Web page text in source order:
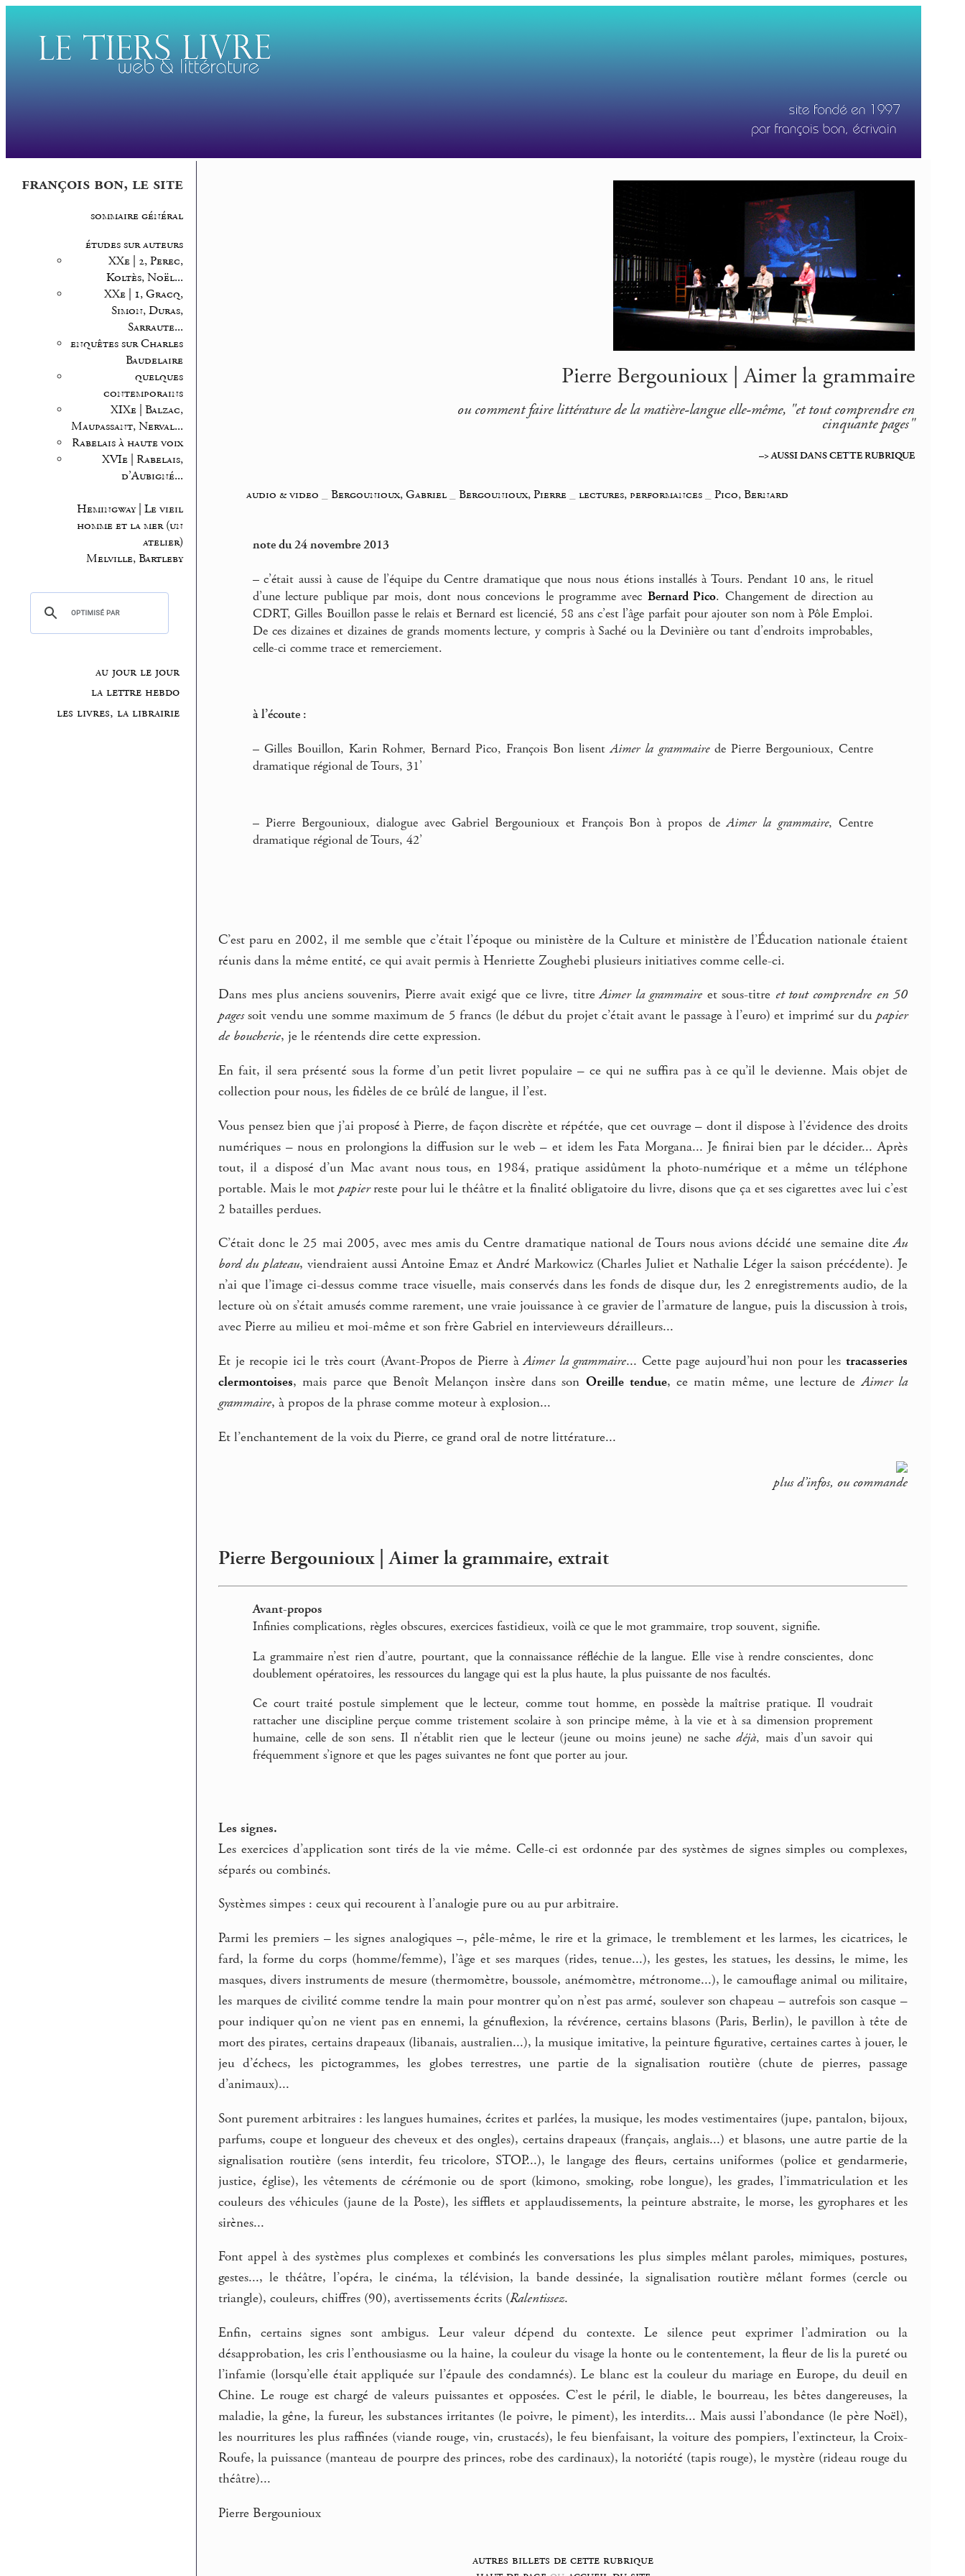
françois bon, le site
sommaire général
études sur auteurs
XXe | 2, Perec,
Koltès, Noël...
XXe | 1, Gracq,
Simon, Duras,
Sarraute...
enquêtes sur Charles
Baudelaire
quelques
contemporains
XIXe | Balzac,
Maupassant, Nerval...
Rabelais à haute voix
XVIe | Rabelais,
d’Aubigné...
Hemingway | Le vieil
homme et la mer (un
atelier)
Melville, Bartleby
au jour le jour
la lettre hebdo
les livres, la librairie
Pierre Bergounioux | Aimer la grammaire
ou comment faire littérature de la matière-langue elle-même, "et tout comprendre en
cinquante pages"
–> AUSSI DANS CETTE RUBRIQUE
audio & video _Bergounioux, Gabriel _Bergounioux, Pierre _lectures, performances _Pico, Bernard
note du 24 novembre 2013
– c’était aussi à cause de l’équipe du Centre dramatique que nous nous étions installés à Tours. Pendant 10 ans, le rituel
d’une lecture publique par mois, dont nous concevions le programme avec Bernard Pico. Changement de direction au
CDRT, Gilles Bouillon passe le relais et Bernard est licencié, 58 ans c’est l’âge parfait pour ajouter son nom à Pôle Emploi.
De ces dizaines et dizaines de grands moments lecture, y compris à Saché ou la Devinière ou tant d’endroits improbables,
celle-ci comme trace et remerciement.
à l’écoute :
– Gilles Bouillon, Karin Rohmer, Bernard Pico, François Bon lisentAimer la grammairede Pierre Bergounioux, Centre
dramatique régional de Tours, 31’
– Pierre Bergounioux, dialogue avec Gabriel Bergounioux et François Bon à propos deAimer la grammaire, Centre
dramatique régional de Tours, 42’
C’est paru en 2002, il me semble que c’était l’époque ou ministère de la Culture et ministère de l’Éducation nationale étaient
réunis dans la même entité, ce qui avait permis à Henriette Zoughebi plusieurs initiatives comme celle-ci.
Dans mes plus anciens souvenirs, Pierre avait exigé que ce livre, titreAimer la grammaire et sous-titre et tout comprendre en 50
pagessoit vendu une somme maximum de 5 francs (le début du projet c’était avant le passage à l’euro) et imprimé sur dupapier
de boucherie, je le réentends dire cette expression.
En fait, il sera présenté sous la forme d’un petit livret populaire – ce qui ne suffira pas à ce qu’il le devienne. Mais objet de
collection pour nous, les fidèles de ce brûlé de langue, il l’est.
Vous pensez bien que j’ai proposé à Pierre, de façon discrète et répétée, que cet ouvrage – dont il dispose à l’évidence des droits
numériques – nous en prolongions la diffusion sur le web – et idem les Fata Morgana... Je finirai bien par le décider... Après
tout, il a disposé d’un Mac avant nous tous, en 1984, pratique assidûment la photo-numérique et a même un téléphone
portable. Mais le mot papierreste pour lui le théâtre et la finalité obligatoire du livre, disons que ça et ses cigarettes avec lui c’est
2 batailles perdues.
C’était donc le 25 mai 2005, avec mes amis du Centre dramatique national de Tours nous avions décidé une semaine diteAu
bord du plateau, viendraient aussi Antoine Emaz et André Markowicz (Charles Juliet et Nathalie Léger la saison précédente). Je
n’ai que l’image ci-dessus comme trace visuelle, mais conservés dans les fonds de disque dur, les 2 enregistrements audio, de la
lecture où on s’était amusés comme rarement, une vraie jouissance à ce gravier de l’armature de langue, puis la discussion à trois,
avec Pierre au milieu et moi-même et son frère Gabriel en intervieweurs dérailleurs...
Et je recopie ici le très court (Avant-Propos de Pierre àAimer la grammaire... Cette page aujourd’hui non pour lestracasseries
clermontoises, mais parce que Benoît Melançon insère dans son Oreille tendue, ce matin même, une lecture deAimer la
grammaire, à propos de la phrase comme moteur à explosion...
Et l’enchantement de la voix du Pierre, ce grand oral de notre littérature...
plus d’infos, ou commande
Pierre Bergounioux | Aimer la grammaire, extrait
Avant-propos
Infinies complications, règles obscures, exercices fastidieux, voilà ce que le mot grammaire, trop souvent, signifie.
La grammaire n’est rien d’autre, pourtant, que la connaissance réfléchie de la langue. Elle vise à rendre conscientes, donc
doublement opératoires, les ressources du langage qui est la plus haute, la plus puissante de nos facultés.
Ce court traité postule simplement que le lecteur, comme tout homme, en possède la maîtrise pratique. Il voudrait
rattacher une discipline perçue comme tristement scolaire à son principe même, à la vie et à sa dimension proprement
humaine, celle de son sens. Il n’établit rien que le lecteur (jeune ou moins jeune) ne sache déjà, mais d’un savoir qui
fréquemment s’ignore et que les pages suivantes ne font que porter au jour.
Les signes.
Les exercices d’application sont tirés de la vie même. Celle-ci est ordonnée par des systèmes de signes simples ou complexes,
séparés ou combinés.
Systèmes simpes : ceux qui recourent à l’analogie pure ou au pur arbitraire.
Parmi les premiers – les signes analogiques –, pêle-même, le rire et la grimace, le tremblement et les larmes, les cicatrices, le
fard, la forme du corps (homme/femme), l’âge et ses marques (rides, tenue...), les gestes, les statues, les dessins, le mime, les
masques, divers instruments de mesure (thermomètre, boussole, anémomètre, métronome...), le camouflage animal ou militaire,
les marques de civilité comme tendre la main pour montrer qu’on n’est pas armé, soulever son chapeau – autrefois son casque –
pour indiquer qu’on ne vient pas en ennemi, la génuflexion, la révérence, certains blasons (Paris, Berlin), le pavillon à tête de
mort des pirates, certains drapeaux (libanais, australien...), la musique imitative, la peinture figurative, certaines cartes à jouer, le
jeu d’échecs, les pictogrammes, les globes terrestres, une partie de la signalisation routière (chute de pierres, passage
d’animaux)...
Sont purement arbitraires : les langues humaines, écrites et parlées, la musique, les modes vestimentaires (jupe, pantalon, bijoux,
parfums, coupe et longueur des cheveux et des ongles), certains drapeaux (français, anglais...) et blasons, une autre partie de la
signalisation routière (sens interdit, feu tricolore, STOP...), le langage des fleurs, certains uniformes (police et gendarmerie,
justice, église), les vêtements de cérémonie ou de sport (kimono, smoking, robe longue), les grades, l’immatriculation et les
couleurs des véhicules (jaune de la Poste), les sifflets et applaudissements, la peinture abstraite, le morse, les gyrophares et les
sirènes...
Font appel à des systèmes plus complexes et combinés les conversations les plus simples mêlant paroles, mimiques, postures,
gestes..., le théâtre, l’opéra, le cinéma, la télévision, la bande dessinée, la signalisation routière mêlant formes (cercle ou
triangle), couleurs, chiffres (90), avertissements écrits (Ralentissez.
Enfin, certains signes sont ambigus. Leur valeur dépend du contexte. Le silence peut exprimer l’admiration ou la
désapprobation, les cris l’enthousiasme ou la haine, la couleur du visage la honte ou le contentement, la fleur de lis la pureté ou
l’infamie (lorsqu’elle était appliquée sur l’épaule des condamnés). Le blanc est la couleur du mariage en Europe, du deuil en
Chine. Le rouge est chargé de valeurs puissantes et opposées. C’est le péril, le diable, le bourreau, les bêtes dangereuses, la
maladie, la gêne, la fureur, les substances irritantes (le poivre, le piment), les interdits... Mais aussi l’abondance (le père Noël),
les nourritures les plus raffinées (viande rouge, vin, crustacés), le feu bienfaisant, la voiture des pompiers, l’extincteur, la Croix-
Roufe, la puissance (manteau de pourpre des princes, robe des cardinaux), la notoriété (tapis rouge), le mystère (rideau rouge du
théâtre)...
Pierre Bergounioux
autres billets de cette rubrique